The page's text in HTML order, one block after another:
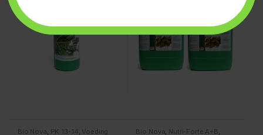
Bio Nova, PK 13-14, Voeding Bio Nova, Nutri-Forte A+B,